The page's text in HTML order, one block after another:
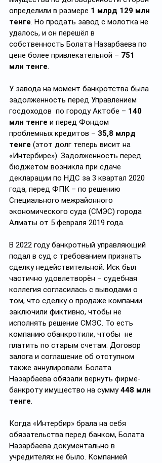
определили в размере 1 млрд 129 млн
тенге. Но продать завод с молотка не
удалось, и он перешёл в
собственность Болата Назарбаева по
цене более привлекательной – 751
млн тенге.
У завода на момент банкротства была
задолженность перед Управлением
госдоходов  по городу Актобе – 140
млн тенге и перед Фондом
проблемных кредитов – 35,8 млрд
тенге (этот долг теперь висит на
«Интербире»). Задолженность перед
бюджетом возникла при сдаче
декларации по НДС за 3 квартал 2020
года, перед ФПК – по решению
Специального межрайонного
экономического суда (СМЭС) города
Алматы от 5 февраля 2019 года.
В 2022 году банкротный управляющий
подал в суд с требованием признать
сделку недействительной. Иск был
частично удовлетворён – судебная
коллегия согласилась с выводами о
том, что сделку о продаже компании
заключили фиктивно, чтобы не
исполнять решение СМЭС. То есть
компанию обанкротили, чтобы  не
платить по старым счетам. Договор
залога и соглашение об отступном
также аннулировали. Болата
Назарбаева обязали вернуть фирме-
банкроту имущество на сумму 448 млн
тенге.
Когда «Интербир» брала на себя
обязательства перед банком, Болата
Назарбаева документально в
учредителях не было. Компанией